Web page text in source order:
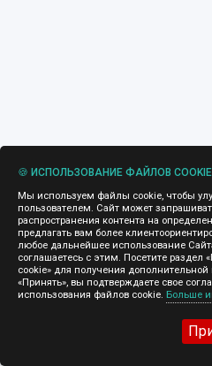
🍪 ИСПОЛЬЗОВАНИЕ ФАЙЛОВ COOKIE
Мы используем файлы cookie, чтобы
пользователем. Сайт может
распространения контента на
предлагать вам более
любое дальнейшее использование
соглашаетесь с этим. Посетите раздел
cookie» для получения
«Принять», вы подтверждаете свое
использования файлов cookie. Больше